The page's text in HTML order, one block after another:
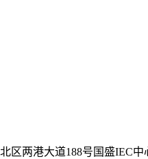
区两港大道188号国盛IEC中